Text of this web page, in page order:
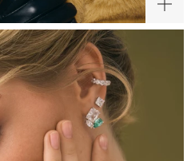
Серебряное
разомкнутое кольцо с
фианитов и параиба
-30%